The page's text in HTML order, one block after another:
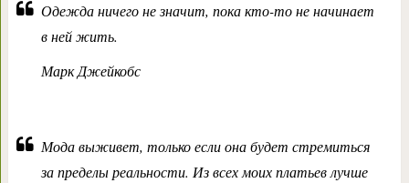
Одежда ничего не значит, пока кто-то не начинает
в ней жить.
Марк Джейкобс
Мода выживет, только если она будет стремиться
за пределы реальности. Из всех моих платьев лучше